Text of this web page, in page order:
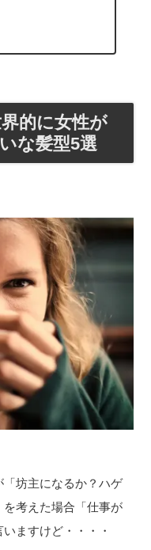
的に女性が
な髪型5選
坊主になるか？ハゲ
考えた場合「仕事が
ますけど・・・・